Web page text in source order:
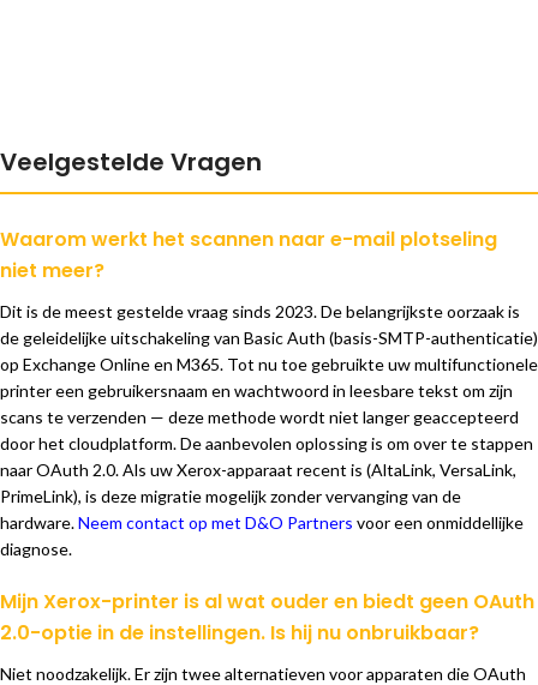
Veelgestelde Vragen
Waarom werkt het scannen naar e-mail plotseling
niet meer?
Dit is de meest gestelde vraag sinds 2023. De belangrijkste oorzaak is
de geleidelijke uitschakeling van Basic Auth (basis-SMTP-authenticatie)
op Exchange Online en M365. Tot nu toe gebruikte uw multifunctionele
printer een gebruikersnaam en wachtwoord in leesbare tekst om zijn
scans te verzenden — deze methode wordt niet langer geaccepteerd
door het cloudplatform. De aanbevolen oplossing is om over te stappen
naar OAuth 2.0. Als uw Xerox-apparaat recent is (AltaLink, VersaLink,
PrimeLink), is deze migratie mogelijk zonder vervanging van de
hardware.Neem contact op met D&O Partners voor een onmiddellijke
diagnose.
Mijn Xerox-printer is al wat ouder en biedt geen OAuth
2.0-optie in de instellingen. Is hij nu onbruikbaar?
Niet noodzakelijk. Er zijn twee alternatieven voor apparaten die OAuth